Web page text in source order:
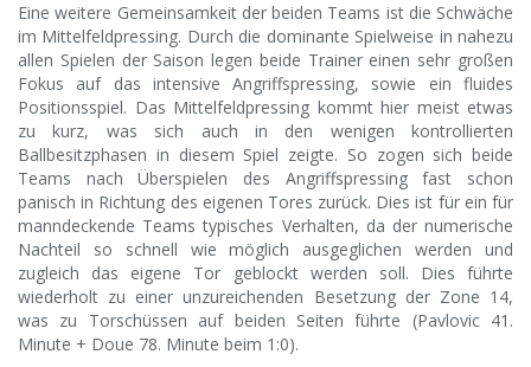
Eine weitere Gemeinsamkeit der beiden Teams ist die Schwäche
im Mittelfeldpressing. Durch die dominante Spielweise in nahezu
allen Spielen der Saison legen beide Trainer einen sehr großen
Fokus auf das intensive Angriffspressing, sowie ein fluides
Positionsspiel. Das Mittelfeldpressing kommt hier meist etwas
zu kurz, was sich auch in den wenigen kontrollierten
Ballbesitzphasen in diesem Spiel zeigte. So zogen sich beide
Teams nach Überspielen des Angriffspressing fast schon
panisch in Richtung des eigenen Tores zurück. Dies ist für ein für
manndeckende Teams typisches Verhalten, da der numerische
Nachteil so schnell wie möglich ausgeglichen werden und
zugleich das eigene Tor geblockt werden soll. Dies führte
wiederholt zu einer unzureichenden Besetzung der Zone 14,
was zu Torschüssen auf beiden Seiten führte (Pavlovic 41.
Minute + Doue 78. Minute beim 1:0).